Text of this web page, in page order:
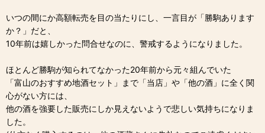
いつの間にか高額転売を目の当たりにし、一言目が「勝駒あります
か？」だと、
10年前は嬉しかった問合せなのに、警戒するようになりました。
ほとんど勝駒が知られてなかった20年前から元々組んでいた
「富山のおすすめ地酒セット」まで「当店」や「他の酒」に全く関
心がない方には、
他の酒を強要した販売にしか見えないようで悲しい気持ちになりま
した。